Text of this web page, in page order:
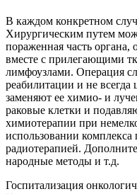
В каждом конкретном
Хирургическим путем
пораженная часть органа,
вместе с прилегающими
лимфоузлами. Операция
реабилитации и не
заменяют ее химио- и
раковые клетки и
химиотерапии при
использовании комплекса
радиотерапией.
народные методы и т.д.
Госпитализация